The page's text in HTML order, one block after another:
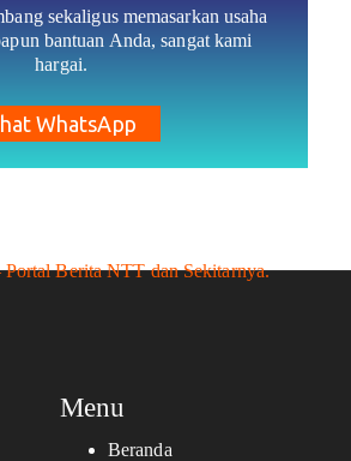
sekaligus memasarkan usaha
bantuan Anda, sangat kami
hargai.
WhatsApp
Menu
Beranda